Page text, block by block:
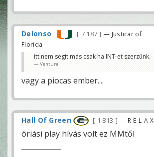
Delonso_ 7 187
— Justicar of
Florida
itt nem segit más csak ha INT-et szerzünk.
Ventura
vagy a piocas ember....
Hall Of Green 1 813 — R-E-L-A-X
óriási play hívás volt ez MMtől